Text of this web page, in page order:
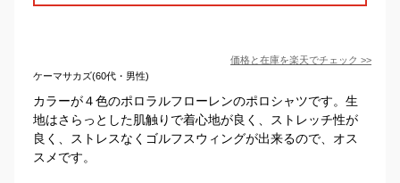
価格と在庫を楽天でチェック >>
ケーマサカズ(60代・男性)
カラーが４色のポロラルフローレンのポロシャツです。生
地はさらっとした肌触りで着心地が良く、ストレッチ性が
良く、ストレスなくゴルフスウィングが出来るので、オス
スメです。